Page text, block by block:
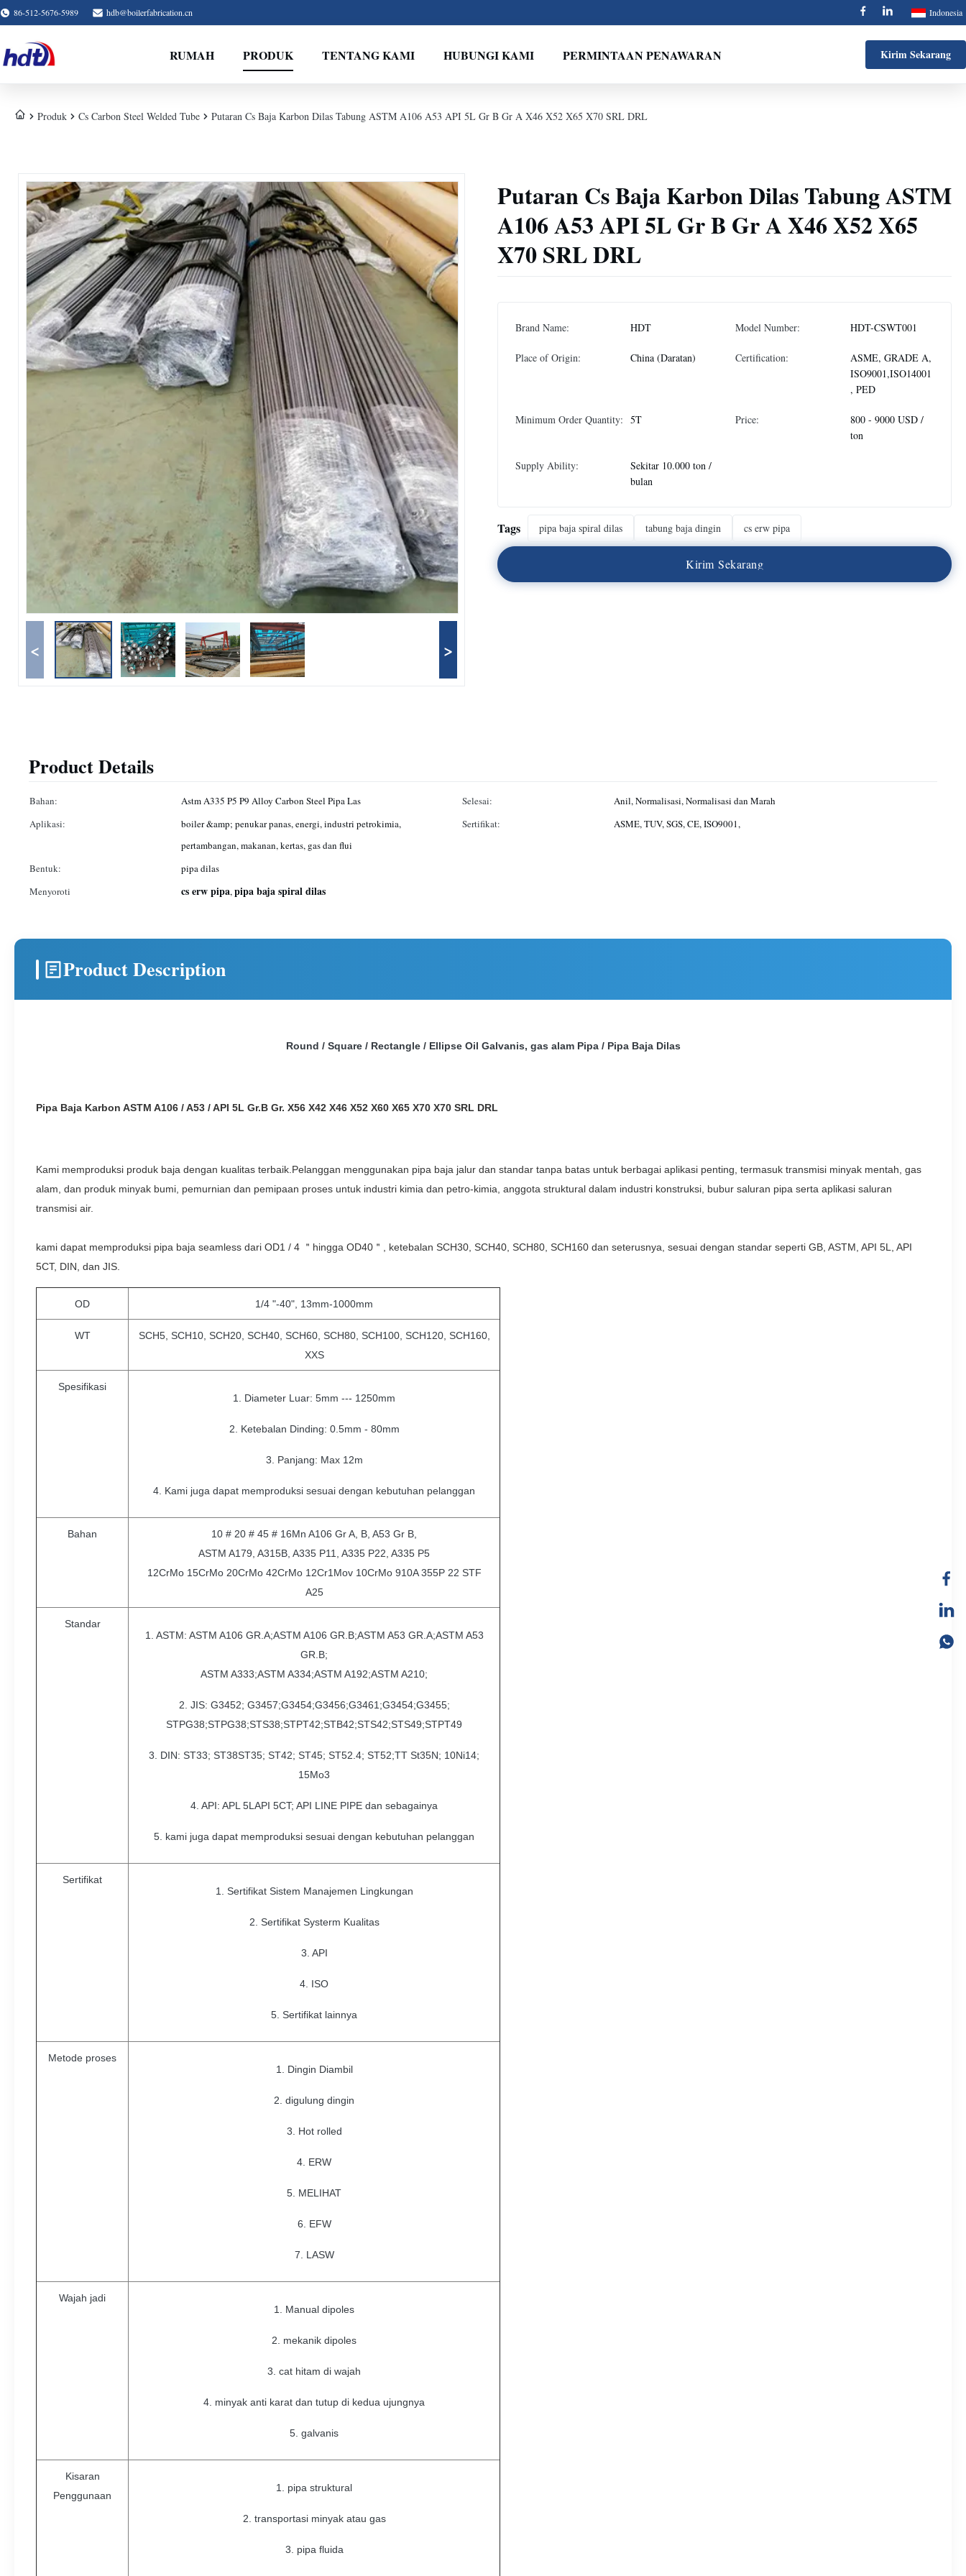
86-512-5676-5989 hdb@boilerfabrication.cn Indonesia
RUMAH PRODUK TENTANG KAMI HUBUNGI KAMI PERMINTAAN PENAWARAN Kirim Sekarang
Produk Cs Carbon Steel Welded Tube Putaran Cs Baja Karbon Dilas Tabung ASTM A106 A53 API 5L Gr B Gr A X46 X52 X65 X70 SRL DRL
< >
Putaran Cs Baja Karbon Dilas Tabung ASTM
A106 A53 API 5L Gr B Gr A X46 X52 X65
X70 SRL DRL
Brand Name: HDT Model Number: HDT-CSWT001
Place of Origin: China (Daratan) Certification:
ASME, GRADE A,
ISO9001,ISO14001
, PED
Minimum Order Quantity: 5T Price:
800 - 9000 USD /
ton
Supply Ability:
Sekitar 10.000 ton /
bulan
Tags pipa baja spiral dilas tabung baja dingin cs erw pipa
Kirim Sekarang
Product Details
Bahan: Astm A335 P5 P9 Alloy Carbon Steel Pipa Las Selesai:
Anil, Normalisasi, Normalisasi dan Marah
Aplikasi:
boiler &amp; penukar panas, energi, industri petrokimia,
pertambangan, makanan, kertas, gas dan flui
Sertifikat: ASME, TUV, SGS, CE, ISO9001,
Bentuk:
pipa dilas
Menyoroti
cs erw pipa,pipa baja spiral dilas
Product Description
Round / Square / Rectangle / Ellipse Oil Galvanis, gas alam Pipa / Pipa Baja Dilas
Pipa Baja Karbon ASTM A106 / A53 / API 5L Gr.B Gr. X56 X42 X46 X52 X60 X65 X70 X70 SRL DRL
Kami memproduksi produk baja dengan kualitas terbaik.Pelanggan menggunakan pipa baja jalur dan standar tanpa batas untuk berbagai aplikasi penting, termasuk transmisi minyak mentah, gas
alam, dan produk minyak bumi, pemurnian dan pemipaan proses untuk industri kimia dan petro-kimia, anggota struktural dalam industri konstruksi, bubur saluran pipa serta aplikasi saluran
transmisi air.
kami dapat memproduksi pipa baja seamless dari OD1 / 4 ＂hingga OD40＂, ketebalan SCH30, SCH40, SCH80, SCH160 dan seterusnya, sesuai dengan standar seperti GB, ASTM, API 5L, API
5CT, DIN, dan JIS.
OD 1/4 "-40", 13mm-1000mm
WT
SCH5, SCH10, SCH20, SCH40, SCH60, SCH80, SCH100, SCH120, SCH160,
XXS
Spesifikasi
1. Diameter Luar: 5mm --- 1250mm
2. Ketebalan Dinding: 0.5mm - 80mm
3. Panjang: Max 12m
4. Kami juga dapat memproduksi sesuai dengan kebutuhan pelanggan
Bahan
10 # 20 # 45 # 16Mn A106 Gr A, B, A53 Gr B,
ASTM A179, A315B, A335 P11, A335 P22, A335 P5
12CrMo 15CrMo 20CrMo 42CrMo 12Cr1Mov 10CrMo 910A 355P 22 STF
A25
Standar
1. ASTM: ASTM A106 GR.A;ASTM A106 GR.B;ASTM A53 GR.A;ASTM A53
GR.B;
ASTM A333;ASTM A334;ASTM A192;ASTM A210;
2. JIS: G3452; G3457;G3454;G3456;G3461;G3454;G3455;
STPG38;STPG38;STS38;STPT42;STB42;STS42;STS49;STPT49
3. DIN: ST33; ST38ST35; ST42; ST45; ST52.4; ST52;TT St35N; 10Ni14;
15Mo3
4. API: APL 5LAPI 5CT; API LINE PIPE dan sebagainya
5. kami juga dapat memproduksi sesuai dengan kebutuhan pelanggan
Sertifikat
1. Sertifikat Sistem Manajemen Lingkungan
2. Sertifikat Systerm Kualitas
3. API
4. ISO
5. Sertifikat lainnya
Metode proses
1. Dingin Diambil
2. digulung dingin
3. Hot rolled
4. ERW
5. MELIHAT
6. EFW
7. LASW
Wajah jadi
1. Manual dipoles
2. mekanik dipoles
3. cat hitam di wajah
4. minyak anti karat dan tutup di kedua ujungnya
5. galvanis
Kisaran
Penggunaan
1. pipa struktural
2. transportasi minyak atau gas
3. pipa fluida